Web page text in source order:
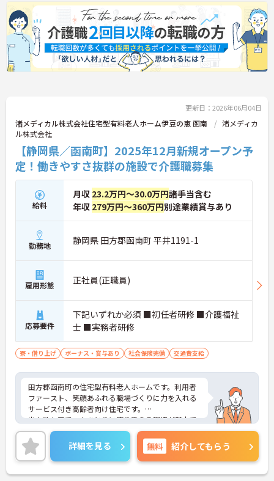
更新日：2026年06月04日
渚メディカル株式会社住宅型有料老人ホーム伊豆の恵 函南
渚メディカ
ル株式会社
【静岡県／函南町】2025年12月新規オープン予
定！働きやすさ抜群の施設で介護職募集
給料
月収 23.2万円～30.0万円諸手当含む
年収 279万円～360万円別途業績賞与あり
勤務地 静岡県 田方郡函南町 平井1191-1
雇用形態 正社員(正職員)
応募要件
下記いずれか必須 ■初任者研修 ■介護福祉
士 ■実務者研修
寮・借り上げ ボーナス・賞与あり 社会保険完備 交通費支給
田方郡函南町の住宅型有料老人ホームです。利用者
ファースト、笑顔あふれる職場づくりに力を入れる
サービス付き高齢者向け住宅です。
少人数ケアで一人ひとりに寄り添える環境が魅力で
す。
未経験やブランクのある方も安心の研修・フォロー
体制あり。地域に根ざし、成長を続ける企業で、あ
なたの介護スキルを活かして働くことができる環境
です。
詳細を見る 無料 紹介してもらう